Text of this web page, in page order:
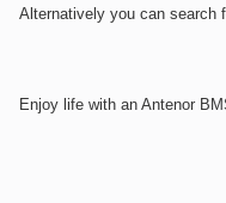
Alternatively you can search
Enjoy life with an Antenor